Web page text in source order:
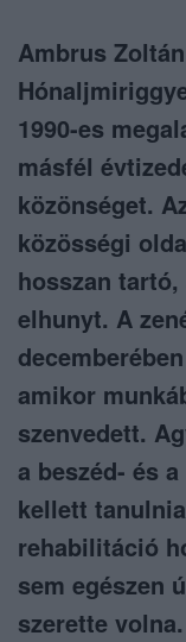
Ambrus
1990-es
másfél
közönséget.
közösségi
hosszan
elhunyt. A
amikor
szenvedett.
a beszéd- és
kellett
rehabilitáció
sem egészen
szerette